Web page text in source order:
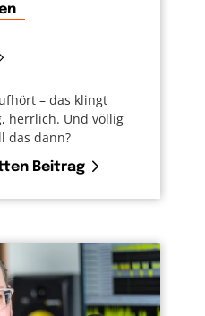
– das klingt
herrlich. Und völlig
das dann?
Beitrag